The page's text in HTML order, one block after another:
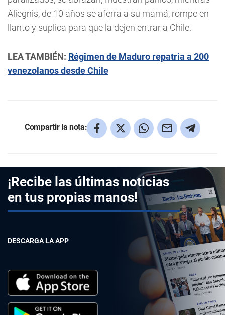
Aliegnis, de 10 años se aferra a su mamá, rompe en
llanto y suplica para que la dejen entrar a Chile.
LEA TAMBIÉN: Régimen de Maduro repatria a 200
venezolanos desde Chile
Compartir la nota:
¡Recibe las últimas noticias
en tus propias manos!
DESCARGA LA APP